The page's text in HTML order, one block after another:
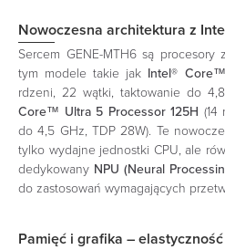
Nowoczesna architektura z
Sercem GENE-MTH6 są procesory
tym modele takie jak Intel®
rdzeni, 22 wątki, taktowanie do
Core™ Ultra 5 Processor 125H (14
do 4,5 GHz, TDP 28W). Te
tylko wydajne jednostki CPU, ale
dedykowany NPU (Neural
do zastosowań wymagających
Pamięć i grafika –